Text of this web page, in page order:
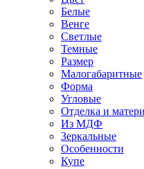
Белые
Венге
Светлые
Темные
Размер
Малогабаритные
Форма
Угловые
Отделка и
Из МДФ
Зеркальные
Особенности
Купе